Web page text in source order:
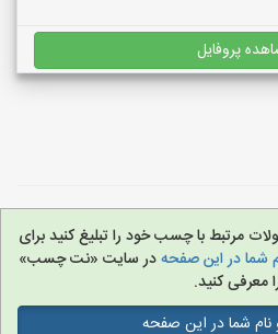
پروفایل
مرتبط با چسب خود را تبلیغ کنید برای
شما در این صفحهدر سایت «نت چسب»
معرفی کنید.
شما در این صفحه